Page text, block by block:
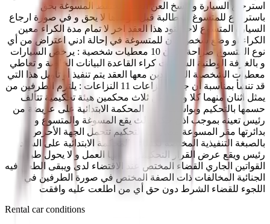
استرجاع السيارة و فسخ العن العقد : تحتفظ المسوغة بحق
باسترجاع للمتسوغ المطالبة قبل موعدها لا يحق و في صورة ارجاع
السيارة المتسوع لاحد بنود هذا العقد اخر لا تمام مدة الكراء معين
الكراء او وضع شخص كان للمتسوغة في إحالة ادني اعتراض من أي
نوع المتسوغ صراحة ودون 10 معطيات شخصية : يرخص السيارات
و بالغرفة الوطنية الشركات كراء القاعدة البيانات الخاصة و تعاطي
معطيات الشخصية المتعاقدين معها العقد يتم تنفيذ أو تأويل هذا التي
قد تنشأ بمناسبة أن جميع النزاعات 11 النزاعات : يلتزم الطرفين من
يمثل اثنان منهما كلا وجوبا من ثلاث محكمين هيئة تحكيمية تتألف
حسمها بالتحكيم وبواسطة التي المحكمة الابتدائية على عريضة من
رئيس تعينه بموجب اذن حكم ثالث يقع المسوغة والمتسوع و .
بدائرتها مقر المسوعة مصاريف التحكيم تتحمل الجهة الأحرص
بالصبغة التنفيذية المختصة لكساءه المحكمة الابتدائية على السيد
رئيس ويقع عرض القرار التحكيمي هذا بها العمل و لا يحول طبق
القواتين الجاري القضاء المختص عند الاقتضاء لدى ويبقى الطعن فيه
الجنائية المخالفات ذات الصفة المختص في صورة الطرفين في
اللجوء للقضاء الشرط دون حق أي من اطلعت عليه وافقت
Rental car conditions